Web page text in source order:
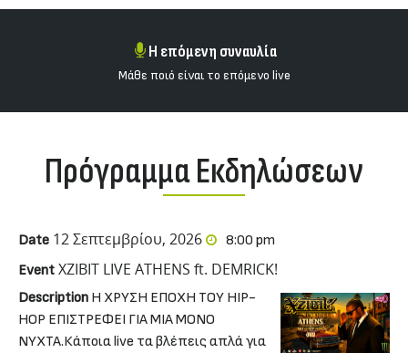
Η επόμενη συναυλία
Μάθε ποιό είναι το επόμενο live
Πρόγραμμα Εκδηλώσεων
Date 12 Σεπτεμβρίου, 2026
8:00 pm
Event XZIBIT LIVE ATHENS ft. DEMRICK!
Description Η ΧΡΥΣΗ ΕΠΟΧΗ ΤΟΥ HIP-
HOP ΕΠΙΣΤΡΕΦΕΙ ΓΙΑ ΜΙΑ ΜΟΝΟ
ΝΥΧΤΑ.Κάποια live τα βλέπεις απλά για